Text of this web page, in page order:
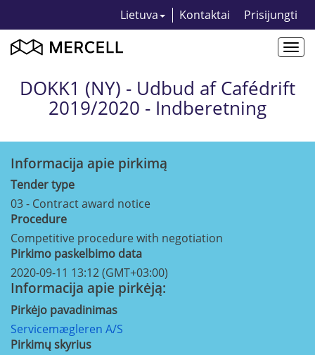
Lietuva Kontaktai Prisijungti
DOKK1 (NY) - Udbud af Cafédrift
2019/2020 - Indberetning
Informacija apie pirkimą
Tender type
03 - Contract award notice
Procedure
Competitive procedure with negotiation
Pirkimo paskelbimo data
2020-09-11 13:12 (GMT+03:00)
Informacija apie pirkėją:
Pirkėjo pavadinimas
Servicemægleren A/S
Pirkimų skyrius